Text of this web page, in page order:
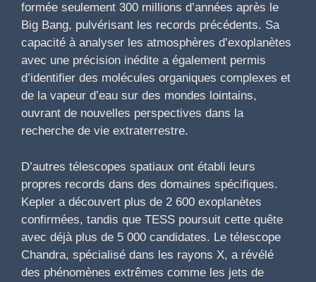
formée seulement 300 millions d’années après le
Big Bang, pulvérisant les records précédents. Sa
capacité à analyser les atmosphères d’exoplanètes
avec une précision inédite a également permis
d’identifier des molécules organiques complexes et
de la vapeur d’eau sur des mondes lointains,
ouvrant de nouvelles perspectives dans la
recherche de vie extraterrestre.
D’autres télescopes spatiaux ont établi leurs
propres records dans des domaines spécifiques.
Kepler a découvert plus de 2 600 exoplanètes
confirmées, tandis que TESS poursuit cette quête
avec déjà plus de 5 000 candidates. Le télescope
Chandra, spécialisé dans les rayons X, a révélé
des phénomènes extrêmes comme les jets de